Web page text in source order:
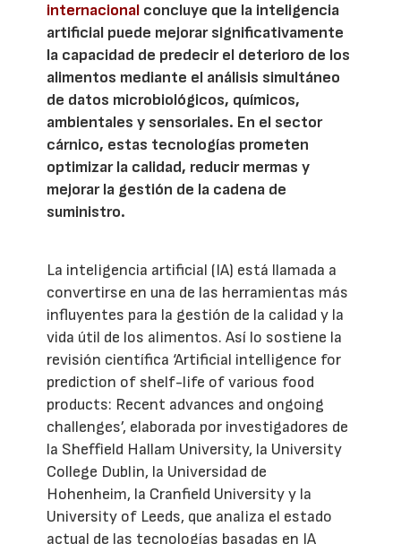
internacional concluye que la inteligencia
artificial puede mejorar significativamente
la capacidad de predecir el deterioro de los
alimentos mediante el análisis simultáneo
de datos microbiológicos, químicos,
ambientales y sensoriales. En el sector
cárnico, estas tecnologías prometen
optimizar la calidad, reducir mermas y
mejorar la gestión de la cadena de
suministro.
La inteligencia artificial (IA) está llamada a
convertirse en una de las herramientas más
influyentes para la gestión de la calidad y la
vida útil de los alimentos. Así lo sostiene la
revisión científica ‘Artificial intelligence for
prediction of shelf-life of various food
products: Recent advances and ongoing
challenges’, elaborada por investigadores de
la Sheffield Hallam University, la University
College Dublin, la Universidad de
Hohenheim, la Cranfield University y la
University of Leeds, que analiza el estado
actual de las tecnologías basadas en IA